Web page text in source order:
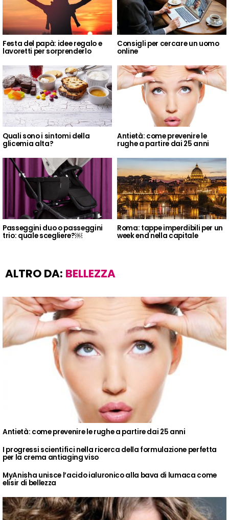
Festa del papà: idee regalo e
lavoretti per sorprenderlo
Consigli per cercare un uomo
online
Quali sono i sintomi della
glicemia alta?
Antietà: come prevenire le
rughe a partire dai 25 anni
Passeggini duo o passeggini
trio: quale scegliere?￼
Roma: tappe imperdibili per un
week end nella capitale
ALTRO DA: BELLEZZA
Antietà: come prevenire le rughe a partire dai 25 anni
I progressi scientifici nella ricerca della formulazione perfetta
per la crema antiaging viso
MyAnisha unisce l’acido ialuronico alla bava di lumaca come
elisir di bellezza